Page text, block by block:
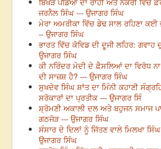
ਜਰਨੈਲ ਸਿੰਘ --- ਉਜਾਗਰ ਸਿੰਘ
ਮੇਰਾ ਅਮਰੀਕਾ ਵਿੱਚ ਡੇਢ ਸਾਲ ਰਹਿਣਾ
-- ਉਜਾਗਰ ਸਿੰਘ
ਭਾਰਤ ਵਿੱਚ ਕੋਵਿਡ ਦੀ ਦੂਜੀ ਲਹਿਰ:
ਉਜਾਗਰ ਸਿੰਘ
ਕੀ ਨਰਿੰਦਰ ਮੋਦੀ ਦੇ ਫ਼ੈਸਲਿਆਂ ਦਾ ਵਿਰੋਧ ਨਾ
ਦੀ ਸਾਜ਼ਸ਼ ਹੈ? --- ਉਜਾਗਰ ਸਿੰਘ
ਸੁਖਦੇਵ ਸਿੰਘ ਸ਼ਾਂਤ ਦਾ ਮਿੰਨੀ ਕਹਾਣੀ
ਸਰੋਕਾਰਾਂ ਦਾ ਪ੍ਰਤੀਕ --- ਉਜਾਗਰ ਸਿੰ
ਸ਼੍ਰੋਮਣੀ ਅਕਾਲੀ ਦਲ ਅਤੇ ਬਹੁਜਨ ਸਮਾਜ
ਗਠਜੋੜ --- ਉਜਾਗਰ ਸਿੰਘ
ਸੰਸਾਰ ਦੇ ਦਿਲਾਂ ਨੂੰ ਜਿੱਤਣ ਵਾਲੇ ਮਿਲਖਾ
ਉਜਾਗਰ ਸਿੰਘ